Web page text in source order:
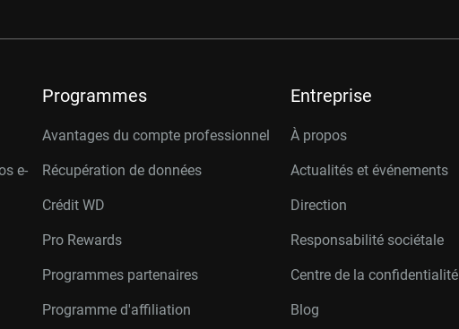
e-
Programmes
Avantages du compte professionnel
Récupération de données
Crédit WD
Pro Rewards
Programmes partenaires
Programme d'affiliation
Entreprise
À propos
Actualités et événements
Direction
Responsabilité sociétale
Centre de la confidentialité
Blog